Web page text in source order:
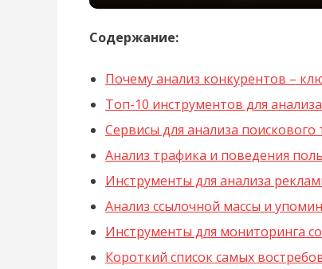
Содержание:
Почему анализ конкурентов –
Топ-10 инструментов для
Сервисы для анализа
Анализ трафика и поведения
Инструменты для анализа
Анализ ссылочной массы и
Инструменты для мониторинга
Короткий список самых